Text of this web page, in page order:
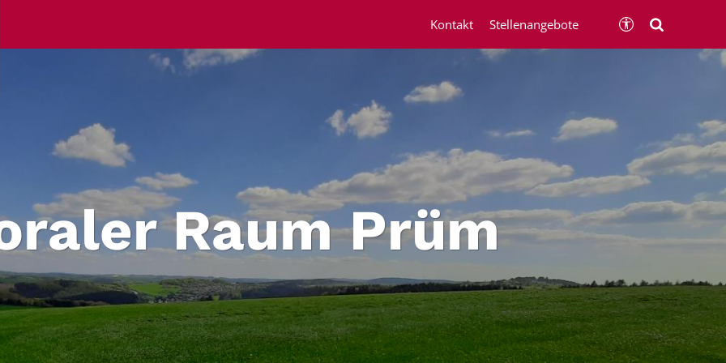
Raum Prüm
Kontakt Stellenangebote